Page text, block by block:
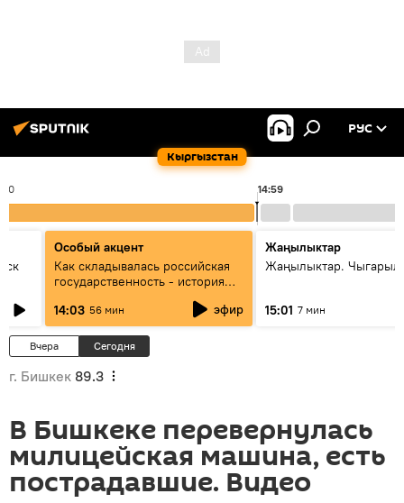
Кыргызстан
РУС
14:59
Особый акцент
Как складывалась российская
государственность - история
России и геополитика Евразии
глазами аналитиков
14:03 56 мин эфир
Жаңылыктар
Жаңылыктар.
15:01 7 мин
Вчера Сегодня
г. Бишкек 89.3
В Бишкеке перевернулась
милицейская машина, есть
пострадавшие. Видео